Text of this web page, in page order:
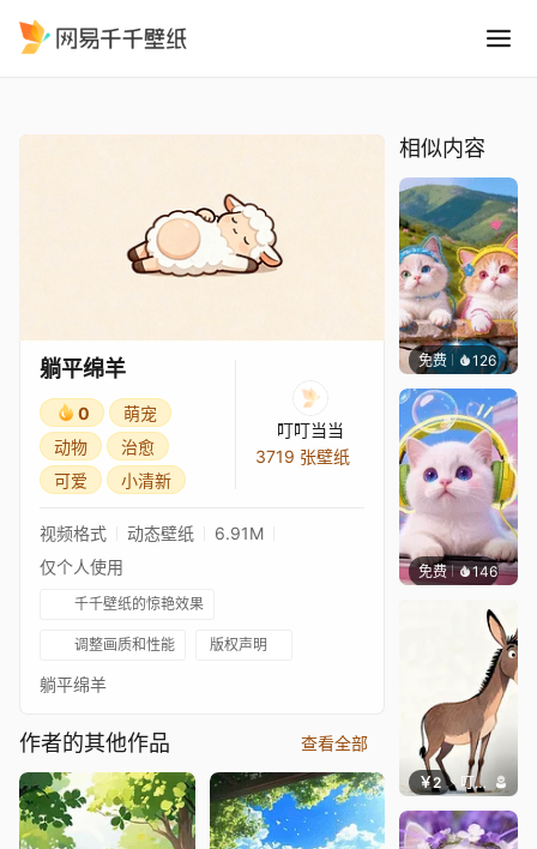
躺平绵羊
0
萌宠
动物
治愈
可爱
小清新
叮叮当当
3719 张壁纸
视频格式 动态壁纸
6.91M
仅个人使用
千千壁纸的惊艳效果
调整画质和性能 版权声明
躺平绵羊
作者的其他作品 查看全部
相似内容
免费 126豆子
免费 146豆子
￥2 叮叮当当